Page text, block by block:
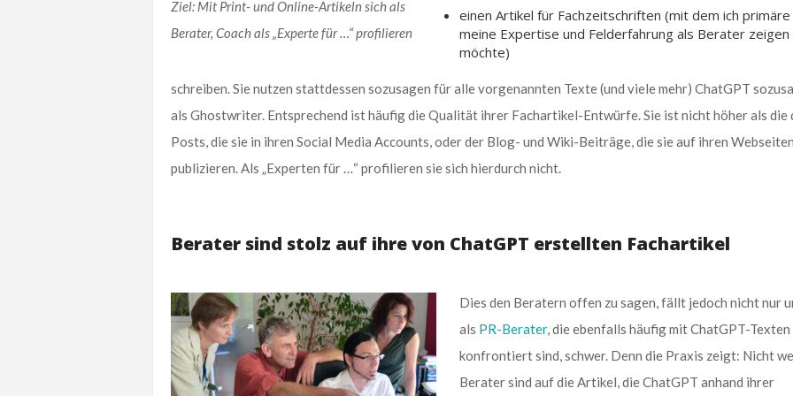
Ziel: Mit Print- und Online-Artikeln sich als
Berater, Coach als „Experte für …“ profilieren
einen Artikel für Fachzeitschriften (mit dem ich primäre
meine Expertise und Felderfahrung als Berater zeigen
möchte)
schreiben. Sie nutzen stattdessen sozusagen für alle vorgenannten Texte (und viele mehr) ChatGPT
als Ghostwriter. Entsprechend ist häufig die Qualität ihrer Fachartikel-Entwürfe. Sie ist nicht höher als die
Posts, die sie in ihren Social Media Accounts, oder der Blog- und Wiki-Beiträge, die sie auf ihren Webseiten
publizieren. Als „Experten für …“ profilieren sie sich hierdurch nicht.
Berater sind stolz auf ihre von ChatGPT erstellten Fachartikel
Dies den Beratern offen zu sagen, fällt jedoch nicht nur
als PR-Berater, die ebenfalls häufig mit ChatGPT-Texten
konfrontiert sind, schwer. Denn die Praxis zeigt: Nicht
Berater sind auf die Artikel, die ChatGPT anhand ihrer